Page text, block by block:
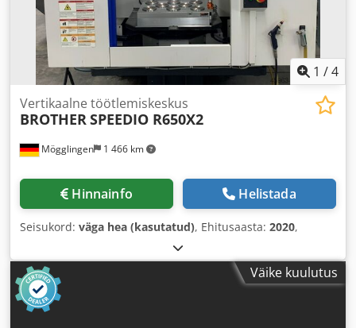
1 /4
Mögglingen 1 466 km
Vertikaalne töötlemiskeskus
BROTHERSPEEDIO R650X2
Hinnainfo Helistada
Seisukord: väga hea (kasutatud), Ehitusaasta: 2020,
Väike kuulutus